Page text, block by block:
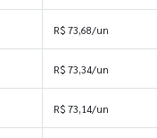
R$ 73,68/un
R$ 73,34/un
R$ 73,14/un